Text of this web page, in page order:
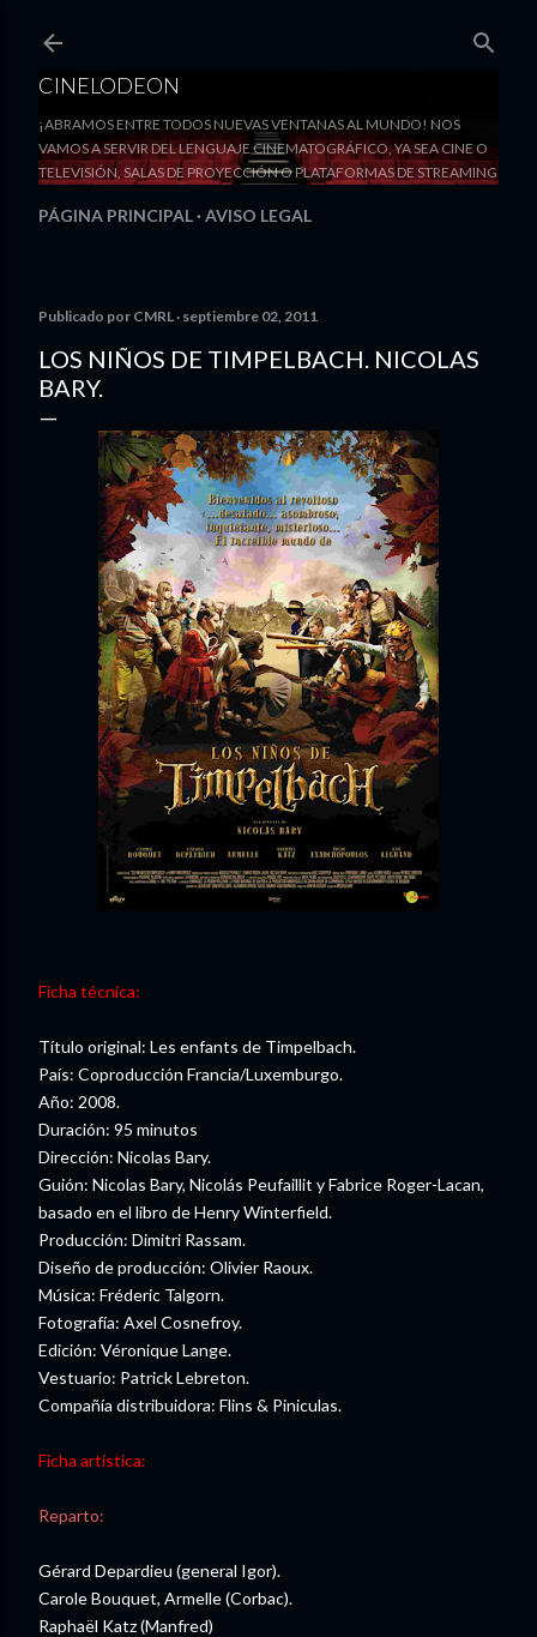
CINELODEON
¡ABRAMOS ENTRE TODOS NUEVAS VENTANAS AL MUNDO! NOS
VAMOS A SERVIR DEL LENGUAJE CINEMATOGRÁFICO, YA SEA CINE O
TELEVISIÓN, SALAS DE PROYECCIÓN O PLATAFORMAS DE STREAMING
PÁGINA PRINCIPAL AVISO LEGAL
Publicado por CMRL septiembre 02, 2011
LOS NIÑOS DE TIMPELBACH. NICOLAS
BARY.
Ficha técnica:
Título original: Les enfants de Timpelbach.
País: Coproducción Francia/Luxemburgo.
Año: 2008.
Duración: 95 minutos
Dirección: Nicolas Bary.
Guión: Nicolas Bary, Nicolás Peufaillit y Fabrice Roger-Lacan,
basado en el libro de Henry Winterfield.
Producción: Dimitri Rassam.
Diseño de producción: Olivier Raoux.
Música: Fréderic Talgorn.
Fotografía: Axel Cosnefroy.
Edición: Véronique Lange.
Vestuario: Patrick Lebreton.
Compañía distribuidora: Flins & Piniculas.
Ficha artística:
Reparto:
Gérard Depardieu (general Igor).
Carole Bouquet, Armelle (Corbac).
Raphaël Katz (Manfred)